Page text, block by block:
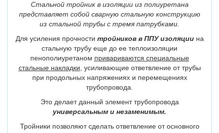
Стальной тройник в изоляции из полиуретана
представляет собой сварную стальную конструкцию
из стальной трубы с тремя патрубками.
Для усиления прочности тройников в ППУ изоляциина
стальную трубу еще до ее теплоизоляции
пенополиуретаном привариваются специальные
стальные накладки , усиливающие ответвление от трубы
при продольных напряжениях и перемещениях
трубопровода.
Это делает данный элемент трубопровода
универсальным и незаменимым.
Тройники позволяют сделать ответвление от основного